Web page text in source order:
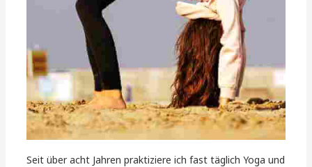
Seit über acht Jahren praktiziere ich fast täglich Yoga und